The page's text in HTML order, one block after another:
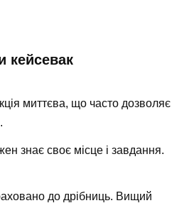
кейсевак
миттєва, що часто дозволяє
знає своє місце і завдання.
до дрібниць. Вищий